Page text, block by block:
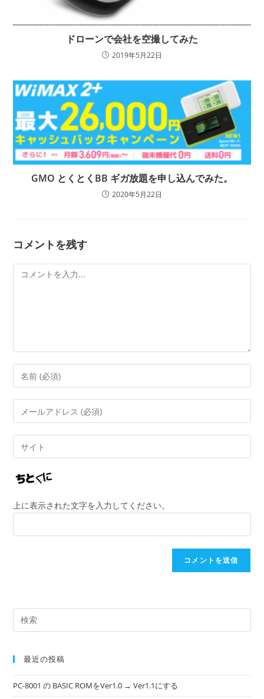
ドローンで会社を空撮してみた
2019年5月22日
GMO とくとくBB ギガ放題を申し込んでみた。
2020年5月22日
コメントを残す
上に表示された文字を入力してください。
最近の投稿
PC-8001 の BASIC ROMをVer1.0 → Ver1.1にする